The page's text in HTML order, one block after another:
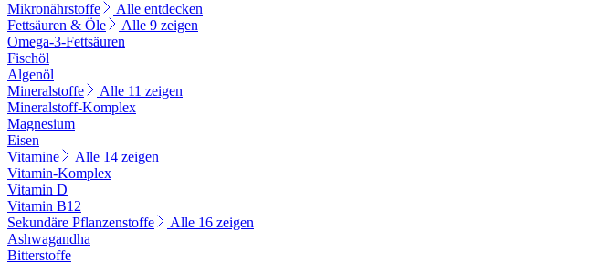
Mikronährstoffe
Alle entdecken
Fettsäuren & Öle
Alle 9 zeigen
Omega-3-Fettsäuren
Fischöl
Algenöl
Mineralstoffe
Alle 11 zeigen
Mineralstoff-Komplex
Magnesium
Eisen
Vitamine
Alle 14 zeigen
Vitamin-Komplex
Vitamin D
Vitamin B12
Sekundäre Pflanzenstoffe
Alle 16 zeigen
Ashwagandha
Bitterstoffe